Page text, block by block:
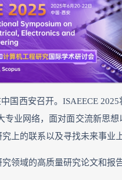
国西安召开。ISAEECE
业网络，面对面交流新思
上的联系以及寻找未来事业
领域的高质量研究论文和报